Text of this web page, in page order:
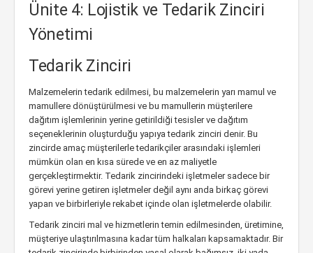
Ünite 4: Lojistik ve Tedarik Zinciri
Yönetimi
Tedarik Zinciri
Malzemelerin tedarik edilmesi, bu malzemelerin yarı mamul ve
mamullere dönüştürülmesi ve bu mamullerin müşterilere
dağıtım işlemlerinin yerine getirildiği tesisler ve dağıtım
seçeneklerinin oluşturduğu yapıya tedarik zinciri denir. Bu
zincirde amaç müşterilerle tedarikçiler arasındaki işlemleri
mümkün olan en kısa sürede ve en az maliyetle
gerçekleştirmektir. Tedarik zincirindeki işletmeler sadece bir
görevi yerine getiren işletmeler değil aynı anda birkaç görevi
yapan ve birbirleriyle rekabet içinde olan işletmelerde olabilir.
Tedarik zinciri mal ve hizmetlerin temin edilmesinden, üretimine,
müşteriye ulaştırılmasına kadar tüm halkaları kapsamaktadır. Bir